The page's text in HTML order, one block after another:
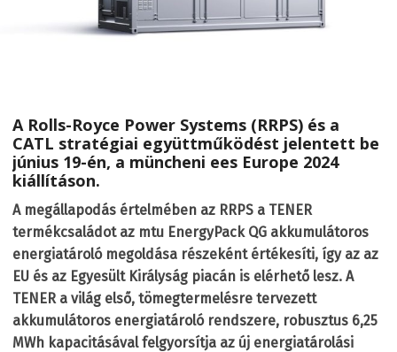
A Rolls-Royce Power Systems (RRPS) és a
CATL stratégiai együttműködést jelentett be
június 19-én, a müncheni ees Europe 2024
kiállításon.
A megállapodás értelmében az RRPS a TENER
termékcsaládot az mtu EnergyPack QG akkumulátoros
energiatároló megoldása részeként értékesíti, így az az
EU és az Egyesült Királyság piacán is elérhető lesz. A
TENER a világ első, tömegtermelésre tervezett
akkumulátoros energiatároló rendszere, robusztus 6,25
MWh kapacitásával felgyorsítja az új energiatárolási